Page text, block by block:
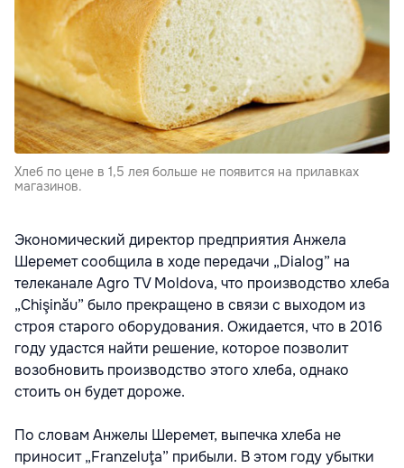
Хлеб по цене в 1,5 лея больше не появится на прилавках
магазинов.
Экономический директор предприятия Анжела
Шеремет сообщила в ходе передачи „Dialog” на
телеканале Agro TV Moldova, что производство хлеба
„Chişinău” было прекращено в связи с выходом из
строя старого оборудования. Ожидается, что в 2016
году удастся найти решение, которое позволит
возобновить производство этого хлеба, однако
стоить он будет дороже.
По словам Анжелы Шеремет, выпечка хлеба не
приносит „Franzeluţa” прибыли. В этом году убытки